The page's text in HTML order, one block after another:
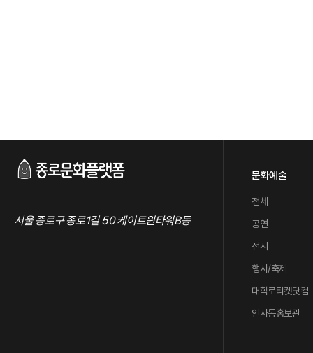
서울 종로구 종로1길 50 케이트윈타워B동
문화예술
전체
공연
전시
행사/축제
대학로티켓닷컴
인사동홍보관